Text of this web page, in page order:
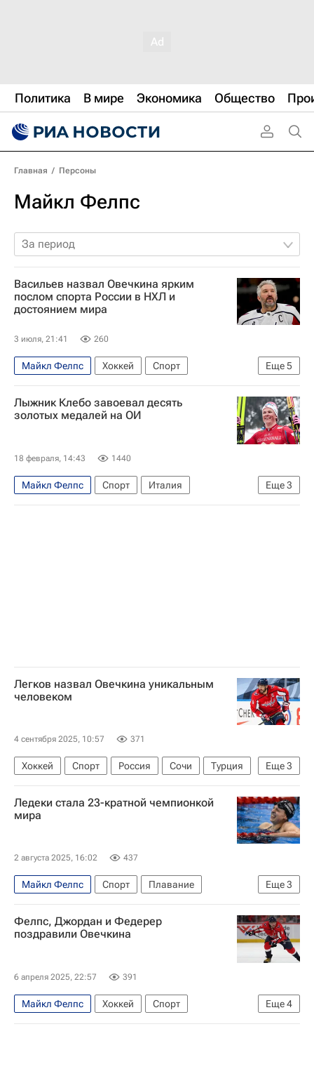
Политика В мире Экономика Общество
Главная / Персоны
Майкл Фелпс
За период
Васильев назвал Овечкина ярким
послом спорта России в НХЛ и
достоянием мира
3 июля, 21:41 260
Еще5
Майкл Фелпс Хоккей
Спорт
Уэйн Гретцки
Александр Овечкин
Дмитрий Васильев
Вашингтон Кэпиталз
Лыжник Клебо завоевал десять
золотых медалей на ОИ
18 февраля, 14:43 1440
Еще3
Майкл Фелпс Спорт
Италия
Зимние Олимпийские игры 2026
Легков назвал Овечкина уникальным
человеком
4 сентября 2025, 10:57 371
Еще3
Хоккей Спорт Россия Сочи
Турция
Уэйн Гретцки
Усэйн Болт
Александр Большунов
Ледеки стала 23-кратной чемпионкой
мира
2 августа 2025, 16:02 437
Еще3
Майкл Фелпс Спорт
Плавание
Сингапур (город)
Канада Кэти Ледеки
Фелпс, Джордан и Федерер
поздравили Овечкина
6 апреля 2025, 22:57 391
Еще4
Майкл Фелпс Хоккей
Спорт
Александр Овечкин
Майкл Джордан